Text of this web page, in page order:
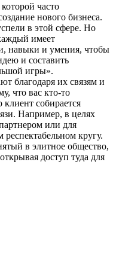
часто
нового бизнеса.
в этой сфере. Но
имеет
навыки и умения, чтобы
и составить
игры».
благодаря их связям и
что вас кто-то
клиент собирается
Например, в целях
или для
кругу.
в элитное общество,
доступ туда для